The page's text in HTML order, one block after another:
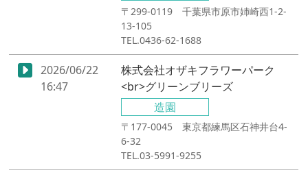
〒299-0119 千葉県市原市姉崎西1-2-
13-105
TEL.0436-62-1688
2026/06/22
16:47
株式会社オザキフラワーパーク
<br>グリーンブリーズ
造園
〒177-0045 東京都練馬区石神井台4-
6-32
TEL.03-5991-9255